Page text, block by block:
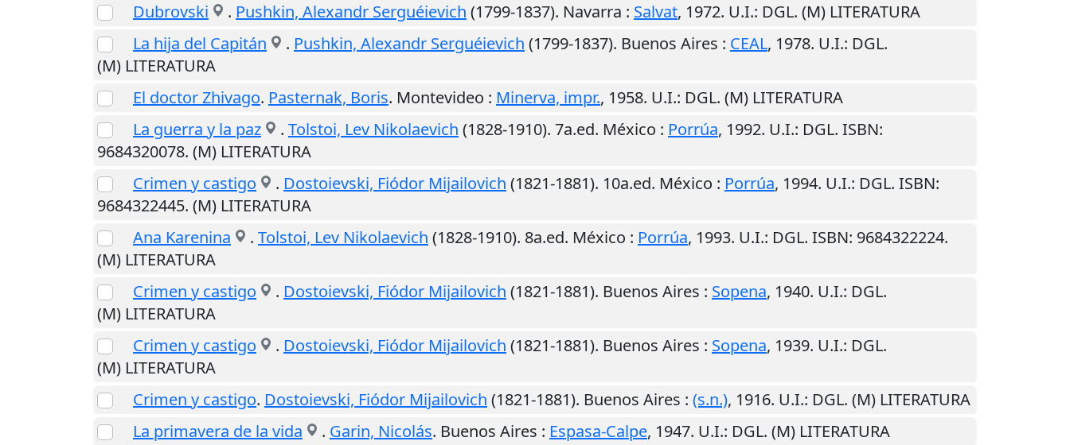
Dubrovski
. Pushkin, Alexandr Serguéievich (1799-1837). Navarra : Salvat, 1972. U.I.: DGL. (M) LITERATURA
La hija del Capitán
. Pushkin, Alexandr Serguéievich (1799-1837). Buenos Aires : CEAL, 1978. U.I.: DGL.
(M) LITERATURA
El doctor Zhivago. Pasternak, Boris. Montevideo : Minerva, impr., 1958. U.I.: DGL. (M) LITERATURA
La guerra y la paz
. Tolstoi, Lev Nikolaevich (1828-1910). 7a.ed. México : Porrúa, 1992. U.I.: DGL. ISBN:
9684320078. (M) LITERATURA
Crimen y castigo
. Dostoievski, Fiódor Mijailovich (1821-1881). 10a.ed. México : Porrúa, 1994. U.I.: DGL. ISBN:
9684322445. (M) LITERATURA
Ana Karenina
. Tolstoi, Lev Nikolaevich (1828-1910). 8a.ed. México : Porrúa, 1993. U.I.: DGL. ISBN: 9684322224.
(M) LITERATURA
Crimen y castigo
. Dostoievski, Fiódor Mijailovich (1821-1881). Buenos Aires : Sopena, 1940. U.I.: DGL.
(M) LITERATURA
Crimen y castigo
. Dostoievski, Fiódor Mijailovich (1821-1881). Buenos Aires : Sopena, 1939. U.I.: DGL.
(M) LITERATURA
Crimen y castigo. Dostoievski, Fiódor Mijailovich (1821-1881). Buenos Aires : (s.n.), 1916. U.I.: DGL. (M) LITERATURA
La primavera de la vida
. Garin, Nicolás. Buenos Aires : Espasa-Calpe, 1947. U.I.: DGL. (M) LITERATURA